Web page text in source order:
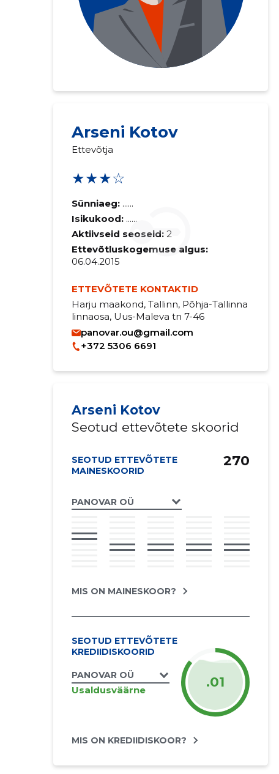
Arseni Kotov
Ettevõtja
★★★☆
Sünniaeg: ......
Isikukood: ......
Aktiivseid seoseid: 2
Ettevõtluskogemuse algus:
06.04.2015
ETTEVÕTETE KONTAKTID
Harju maakond, Tallinn, Põhja-Tallinna
linnaosa, Uus-Maleva tn 7-46
panovar.ou@gmail.com
+372 5306 6691
Arseni Kotov
Seotud ettevõtete skoorid
SEOTUD ETTEVÕTETE
MAINESKOORID
PANOVAR OÜ
270
MIS ON MAINESKOOR?
SEOTUD ETTEVÕTETE
KREDIIDISKOORID
PANOVAR OÜ
Usaldusväärne .01
MIS ON KREDIIDISKOOR?